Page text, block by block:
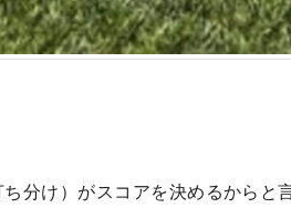
分け）がスコアを決めるからと